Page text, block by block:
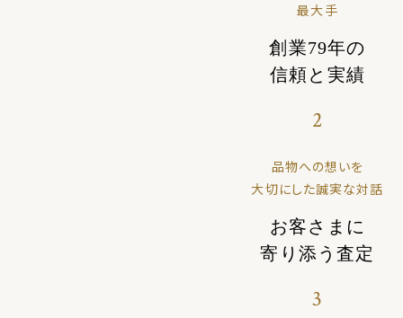
最大手
創業79年の
信頼と実績
2
品物への想いを
大切にした誠実な対話
お客さまに
寄り添う査定
3